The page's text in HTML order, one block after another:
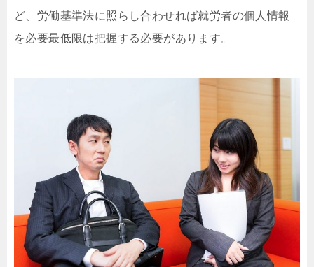
ど、労働基準法に照らし合わせれば就労者の個人情報
を必要最低限は把握する必要があります。